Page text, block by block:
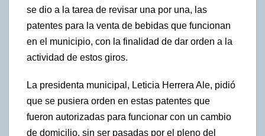
se dio a la tarea de revisar una por una, las
patentes para la venta de bebidas que funcionan
en el municipio, con la finalidad de dar orden a la
actividad de estos giros.
La presidenta municipal, Leticia Herrera Ale, pidió
que se pusiera orden en estas patentes que
fueron autorizadas para funcionar con un cambio
de domicilio, sin ser pasadas por el pleno del